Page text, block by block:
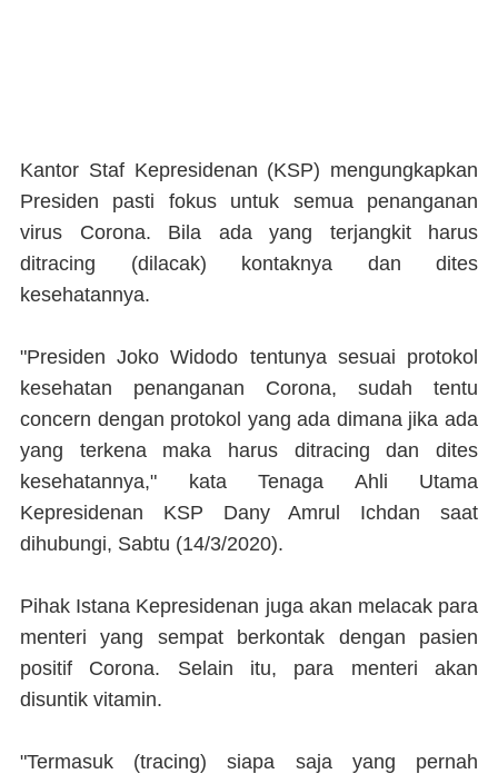
Kantor Staf Kepresidenan (KSP) mengungkapkan
Presiden pasti fokus untuk semua penanganan
virus Corona. Bila ada yang terjangkit harus
ditracing (dilacak) kontaknya dan dites
kesehatannya.
"Presiden Joko Widodo tentunya sesuai protokol
kesehatan penanganan Corona, sudah tentu
concern dengan protokol yang ada dimana jika ada
yang terkena maka harus ditracing dan dites
kesehatannya," kata Tenaga Ahli Utama
Kepresidenan KSP Dany Amrul Ichdan saat
dihubungi, Sabtu (14/3/2020).
Pihak Istana Kepresidenan juga akan melacak para
menteri yang sempat berkontak dengan pasien
positif Corona. Selain itu, para menteri akan
disuntik vitamin.
"Termasuk (tracing) siapa saja yang pernah